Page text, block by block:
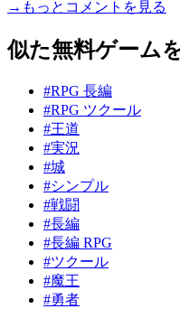
→もっとコメントを見る
似た無料ゲーム
#RPG 長編
#RPG ツクール
#王道
#実況
#城
#シンプル
#戦闘
#長編
#長編 RPG
#ツクール
#魔王
#勇者